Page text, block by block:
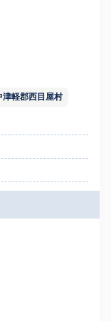
津軽郡西目屋村